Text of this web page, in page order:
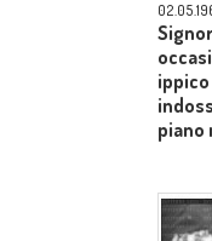
ippico
piano